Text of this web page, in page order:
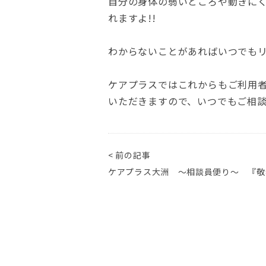
れますよ!!
わからないことがあればいつでも
ケアプラスではこれからもご利用
いただきますので、いつでもご相
< 前の記事
ケアプラス大洲 ～相談員便り～ 『敬